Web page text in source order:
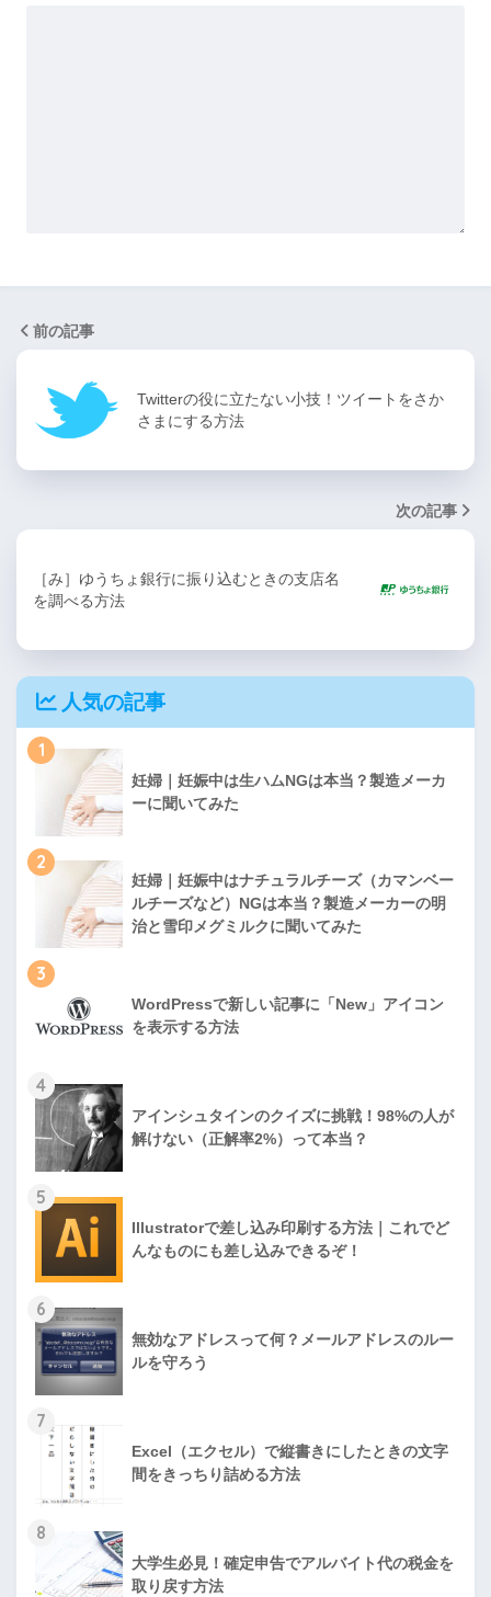
前の記事
Twitterの役に立たない小技！ツイートをさか
さまにする方法
次の記事
［み］ゆうちょ銀行に振り込むときの支店名
を調べる方法
人気の記事
1
妊婦｜妊娠中は生ハムNGは本当？製造メーカ
ーに聞いてみた
2
妊婦｜妊娠中はナチュラルチーズ（カマンベー
ルチーズなど）NGは本当？製造メーカーの明
治と雪印メグミルクに聞いてみた
3
WordPressで新しい記事に「New」アイコン
を表示する方法
4
アインシュタインのクイズに挑戦！98%の人が
解けない（正解率2%）って本当？
5
Illustratorで差し込み印刷する方法｜これでど
んなものにも差し込みできるぞ！
6
無効なアドレスって何？メールアドレスのルー
ルを守ろう
7
Excel（エクセル）で縦書きにしたときの文字
間をきっちり詰める方法
8
大学生必見！確定申告でアルバイト代の税金を
取り戻す方法